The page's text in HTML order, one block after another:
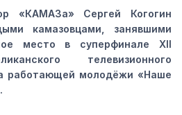
«КАМАЗа» Сергей Когогин
камазовцами, занявшими
место в суперфинале XII
телевизионного
работающей молодёжи «Наше